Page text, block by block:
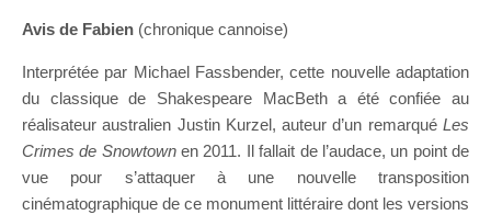
Avis de Fabien (chronique cannoise)
Interprétée par Michael Fassbender, cette nouvelle adaptation
du classique de Shakespeare MacBeth a été confiée au
réalisateur australien Justin Kurzel, auteur d’un remarqué Les
Crimes de Snowtown en 2011. Il fallait de l’audace, un point de
vue pour s’attaquer à une nouvelle transposition
cinématographique de ce monument littéraire dont les versions